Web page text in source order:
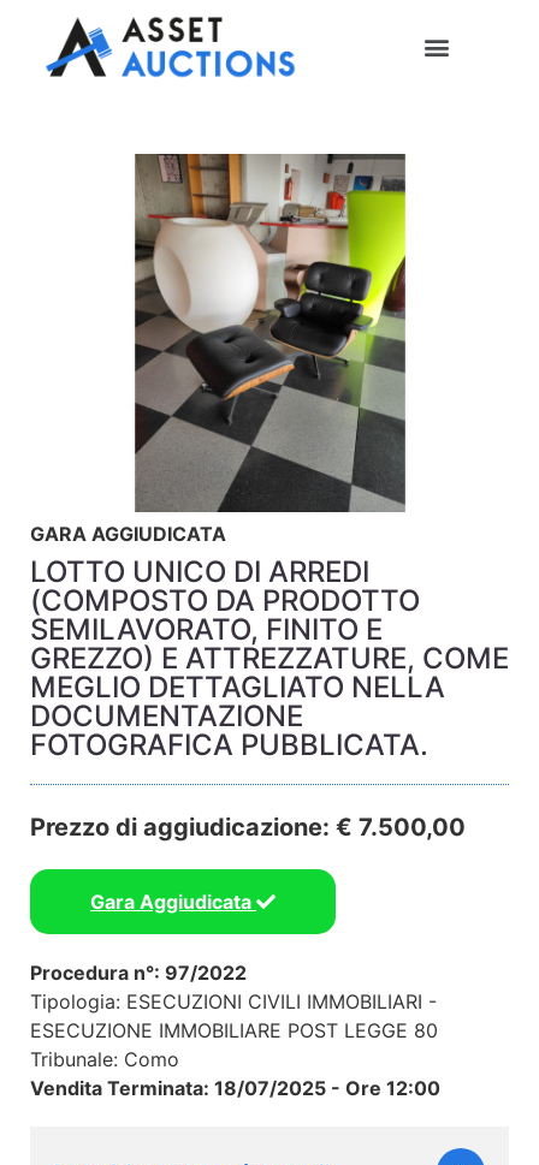
GARA AGGIUDICATA
LOTTO UNICO DI ARREDI
(COMPOSTO DA PRODOTTO
SEMILAVORATO, FINITO E
GREZZO) E ATTREZZATURE, COME
MEGLIO DETTAGLIATO NELLA
DOCUMENTAZIONE
FOTOGRAFICA PUBBLICATA.
Prezzo di aggiudicazione: € 7.500,00
Gara Aggiudicata
Procedura n°: 97/2022
Tipologia: ESECUZIONI CIVILI IMMOBILIARI -
ESECUZIONE IMMOBILIARE POST LEGGE 80
Tribunale: Como
Vendita Terminata: 18/07/2025 - Ore 12:00